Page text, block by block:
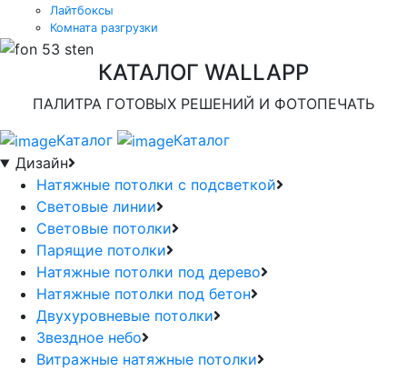
Лайтбоксы
Комната разгрузки
КАТАЛОГ WALLAPP
ПАЛИТРА ГОТОВЫХ РЕШЕНИЙ И ФОТОПЕЧАТЬ
Каталог
Каталог
Дизайн
Натяжные потолки с подсветкой
Световые линии
Световые потолки
Парящие потолки
Натяжные потолки под дерево
Натяжные потолки под бетон
Двухуровневые потолки
Звездное небо
Витражные натяжные потолки